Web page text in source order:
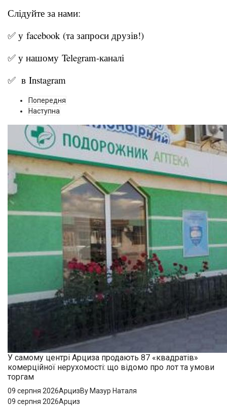
Слідуйте за нами:
✅ у facebook (та запроси друзів!)
✅ у нашому Telegram-каналі
✅ в Instagram
Попередня
Наступна
У самому центрі Арциза продають 87 «квадратів»
комерційної нерухомості: що відомо про лот та умови
торгам
09 серпня 2026АрцизBy Мазур Наталя
09 серпня 2026Арциз